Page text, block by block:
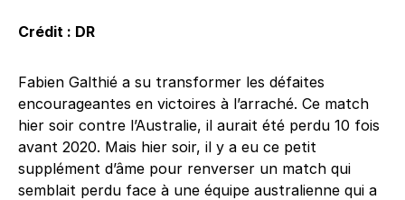
Crédit : DR
Fabien Galthié a su transformer les défaites
encourageantes en victoires à l’arraché. Ce match
hier soir contre l’Australie, il aurait été perdu 10 fois
avant 2020. Mais hier soir, il y a eu ce petit
supplément d’âme pour renverser un match qui
semblait perdu face à une équipe australienne qui a